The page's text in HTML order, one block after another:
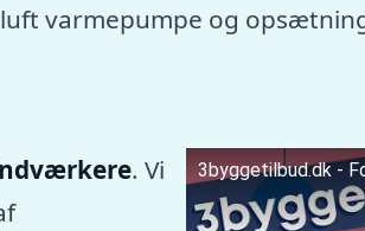
varmepumpe og
. Vi
3byggetilbud.dk -